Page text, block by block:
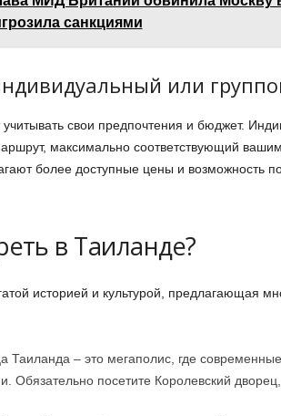
санкциями
или
свои предпочтения и бюджет.
максимально соответствующий
более доступные цены и возможность
в Таиланде?
историей и культурой, предлагающая
Таиланда – это мегаполис, где
Обязательно посетите Королевский